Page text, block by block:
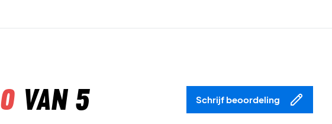
0van 5 Schrijf beoordeling